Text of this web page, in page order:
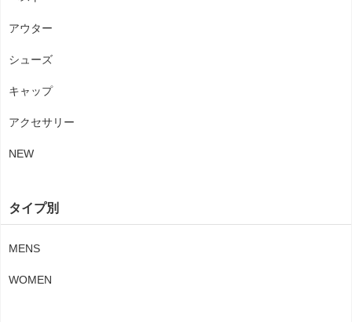
アウター
シューズ
キャップ
アクセサリー
NEW
タイプ別
MENS
WOMEN